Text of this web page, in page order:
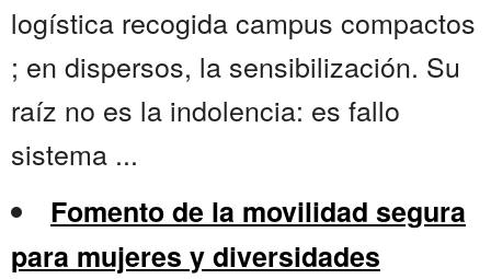
logística recogida campus compactos
; en dispersos, la sensibilización. Su
raíz no es la indolencia: es fallo
sistema ...
Fomento de la movilidad segura
para mujeres y diversidades